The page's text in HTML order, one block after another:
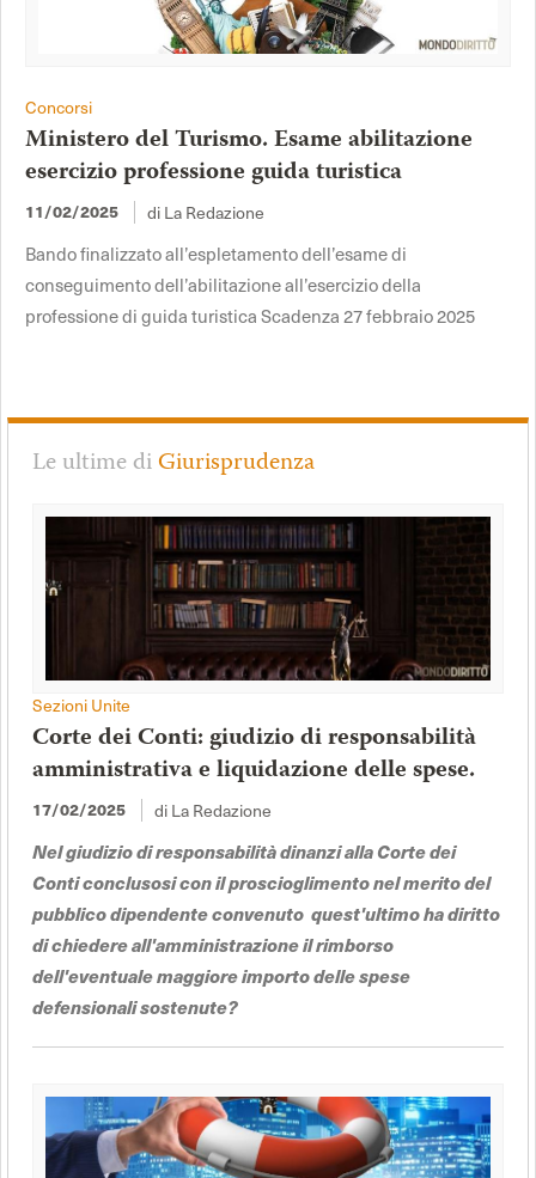
Concorsi
Ministero del Turismo. Esame abilitazione
esercizio professione guida turistica
11/02/2025 di La Redazione
Bando finalizzato all’espletamento dell’esame di
conseguimento dell’abilitazione all’esercizio della
professione di guida turistica Scadenza 27 febbraio 2025
Le ultime diGiurisprudenza
Sezioni Unite
Corte dei Conti: giudizio di responsabilità
amministrativa e liquidazione delle spese.
17/02/2025
di La Redazione
Nel giudizio di responsabilità dinanzi alla Corte dei
Conti conclusosi con il proscioglimento nel merito del
pubblico dipendente convenuto quest'ultimo ha diritto
di chiedere all'amministrazione il rimborso
dell'eventuale maggiore importo delle spese
defensionali sostenute?